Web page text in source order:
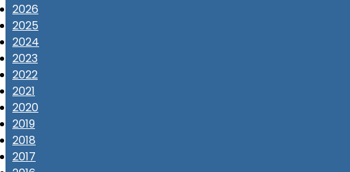
2026
2025
2024
2023
2022
2021
2020
2019
2018
2017